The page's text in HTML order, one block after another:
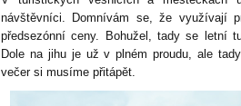
návštěvníci. Domnívám se, že využívají
předsezónní ceny. Bohužel, tady se letní
Dole na jihu je už v plném proudu, ale
večer si musíme přitápět.